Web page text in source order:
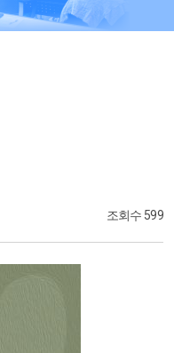
조회수 599